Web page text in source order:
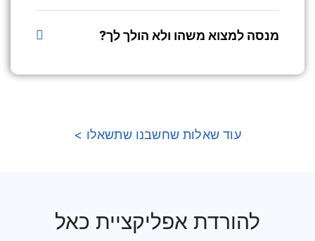
מנסה למצוא משהו ולא הולך לך?
עוד שאלות שחשבנו שתשאלו >
להורדת אפליקציית כאל